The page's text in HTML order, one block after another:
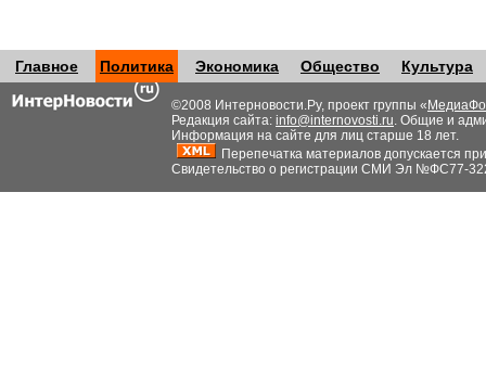
Главное Политика Экономика Общество Культура
©2008 Интерновости.Ру, проект группы «
Редакция сайта: info@internovosti.ru. Общие и
Информация на сайте для лиц старше 18 лет.
Перепечатка материалов допускается
Свидетельство о регистрации СМИ Эл №ФС77-